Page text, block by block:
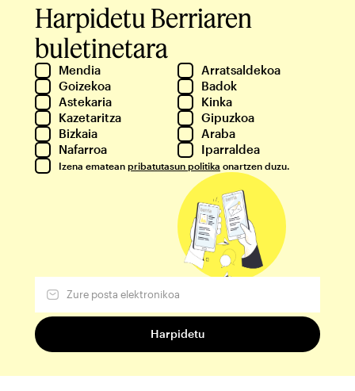
Harpidetu Berriaren
buletinetara
Mendia
Arratsaldekoa
Goizekoa
Badok
Astekaria
Kinka
Kazetaritza
Gipuzkoa
Bizkaia
Araba
Nafarroa
Iparraldea
Izena ematean pribatutasun politika onartzen duzu.